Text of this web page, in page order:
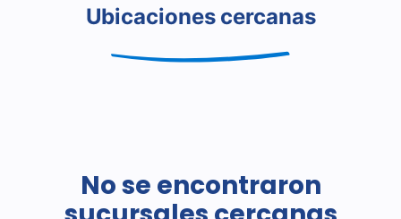
Ubicaciones cercanas
No se encontraron